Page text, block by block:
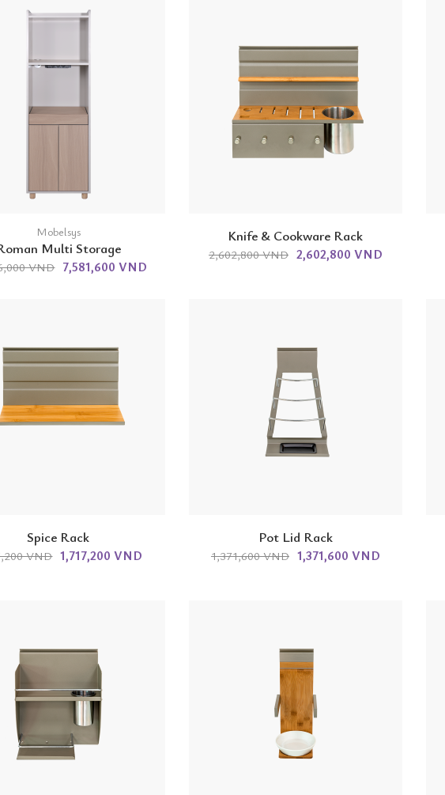
Mobelsys
Multi Storage
VND 7,581,600 VND
Knife & Cookware Rack
2,602,800 VND 2,602,800 VND
Spice Rack
VND 1,717,200 VND
Pot Lid Rack
1,371,600 VND 1,371,600 VND